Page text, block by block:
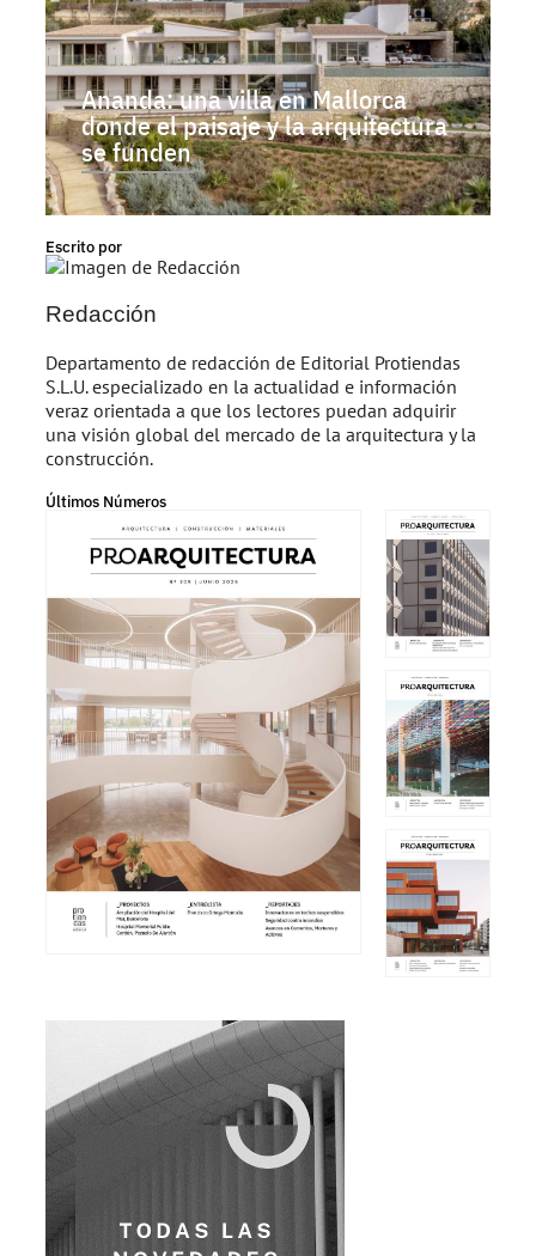
Ananda: una villa en Mallorca
donde el paisaje y la arquitectura
se funden
Escrito por
Redacción
Departamento de redacción de Editorial Protiendas
S.L.U. especializado en la actualidad e información
veraz orientada a que los lectores puedan adquirir
una visión global del mercado de la arquitectura y la
construcción.
Últimos Números